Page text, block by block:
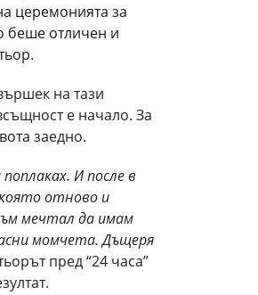
церемонията за
беше отличен и
на тази
е начало. За
заедно.
И после в
отново и
мечтал да имам
момчета. Дъщеря
пред “24 часа”